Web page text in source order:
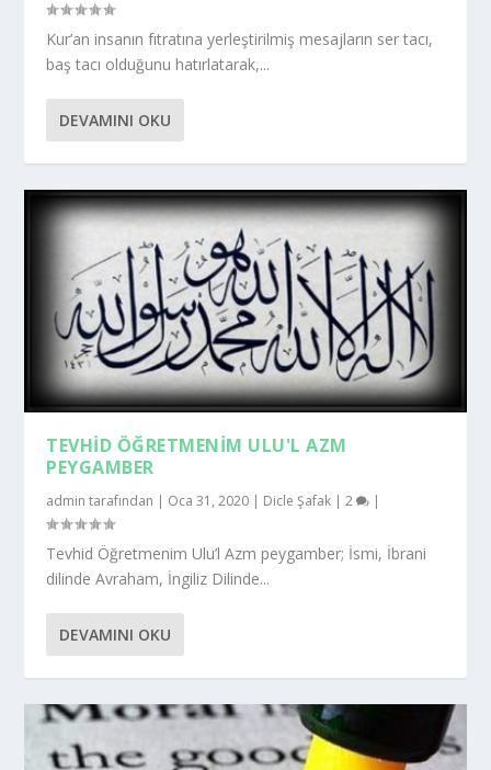
Kur’an insanın fıtratına yerleştirilmiş mesajların ser tacı,
baş tacı olduğunu hatırlatarak,...
DEVAMINI OKU
TEVHID ÖĞRETMENIM ULU'L AZM
PEYGAMBER
admin tarafından | Oca 31, 2020 | Dicle Şafak |2 |
Tevhid Öğretmenim Ulu’l Azm peygamber; İsmi, İbrani
dilinde Avraham, İngiliz Dilinde...
DEVAMINI OKU